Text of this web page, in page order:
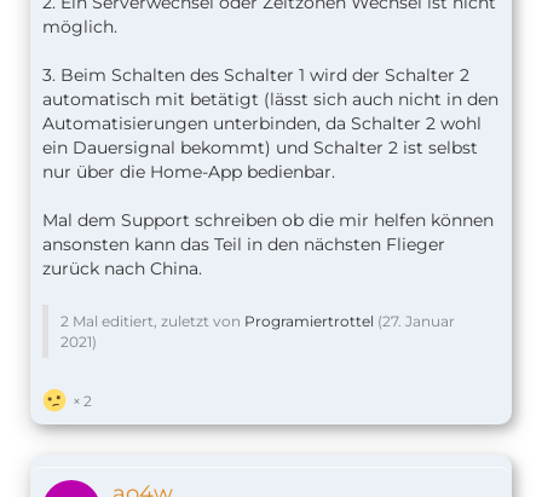
möglich.
3. Beim Schalten des Schalter 1 wird der Schalter 2
automatisch mit betätigt (lässt sich auch nicht in den
Automatisierungen unterbinden, da Schalter 2 wohl
ein Dauersignal bekommt) und Schalter 2 ist selbst
nur über die Home-App bedienbar.
Mal dem Support schreiben ob die mir helfen können
ansonsten kann das Teil in den nächsten Flieger
zurück nach China.
2 Mal editiert, zuletzt von Programiertrottel (27. Januar
2021)
2